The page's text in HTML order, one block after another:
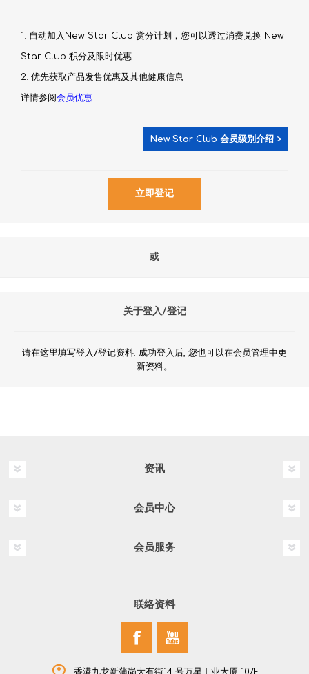
1. 自动加入New Star Club 赏分计划，您可以透过消费兑换 New
Star Club 积分及限时优惠
2. 优先获取产品发售优惠及其他健康信息
详情参阅会员优惠
New Star Club 会员级别介绍 >
或
关于登入/登记
请在这里填写登入/登记资料. 成功登入后, 您也可以在会员管理中更
新资料。
资讯
会员中心
会员服务
联络资料
香港九龙新蒲岗大有街14 号万星工业大厦 10/F